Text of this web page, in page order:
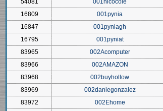
54081
001nicocole
16809
001pynia
16847
001pyniagh
16795
001pyniat
83965
002Acomputer
83966
002AMAZON
83968
002buyhollow
83969
002daniegonzalez
83972
002Ehome